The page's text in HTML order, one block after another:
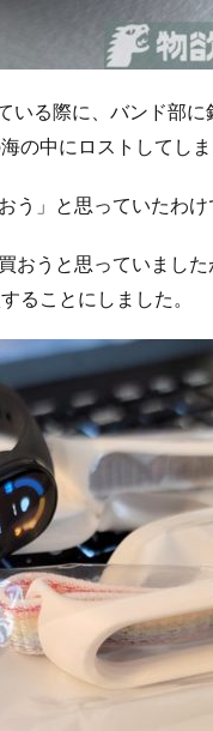
る際に、バンド部に
の中にロストしてしま
う」と思っていたわけ
おうと思っていまし
ることにしました。